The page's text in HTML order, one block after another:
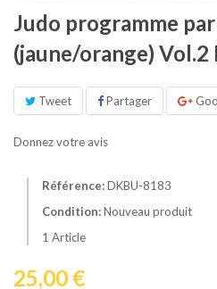
Judo programme
(jaune/orange) Vol.2
Tweet Partager
Donnez votre avis
Référence:DKBU-8183
Condition:Nouveau produit
1 Article
25,00 €